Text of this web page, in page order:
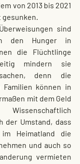
von 2013 bis 2021
gesunken.
sind
den Hunger in
die Flüchtlinge
mindern sie
denn die
Familien können in
mit dem Geld
der Umstand, dass
Heimatland die
und auch so
vermieten